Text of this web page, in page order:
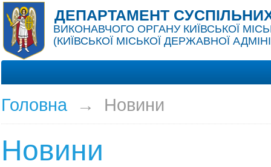
ДЕПАРТАМЕНТ
ВИКОНАВЧОГО ОРГАНУ КИЇВСЬКОЇ
(КИЇВСЬКОЇ МІСЬКОЇ ДЕРЖАВНОЇ
Головна→ Новини
Новини